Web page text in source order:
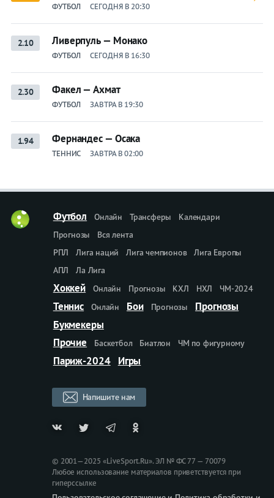
ФУТБОЛ СЕГОДНЯ В 20:30
2.10 Ливерпуль — Монако
ФУТБОЛ СЕГОДНЯ В 16:30
2.30 Факел — Ахмат
ФУТБОЛ ЗАВТРА В 19:30
1.94 Фернандес — Осака
ТЕННИС ЗАВТРА В 02:00
Футбол Онлайн Трансферы
Календари
Прогнозы
Вся лента
РПЛ
Лига наций Лига чемпионов
Лига Европы
АПЛ
Ла Лига
Хоккей Онлайн Прогнозы КХЛ НХЛ ЧМ-2024
Теннис Онлайн Бои Прогнозы
Прогнозы
Букмекеры
Прочие
Баскетбол Биатлон ЧМ по фигурному
Париж-2024 Игры
Напишите нам
© 2001—2025 «LiveSport.Ru». ЭЛ № ФС 77 — 70079
Любое использование материалов приветствуется при
гиперссылке